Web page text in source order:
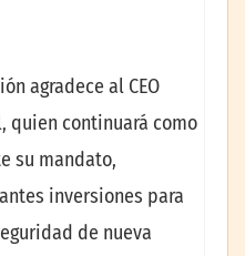
agradece al CEO
quien continuará como
su mandato,
inversiones para
de nueva